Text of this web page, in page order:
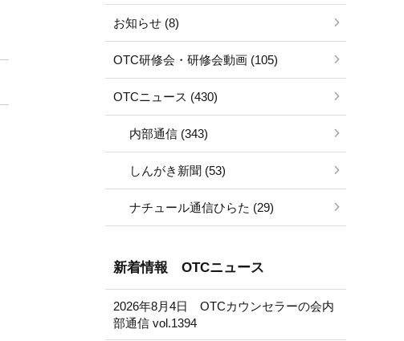
お知らせ (8)
OTC研修会・研修会動画 (105)
OTCニュース (430)
内部通信 (343)
しんがき新聞 (53)
ナチュール通信ひらた (29)
新着情報 OTCニュース
2026年8月4日 OTCカウンセラーの会内
部通信 vol.1394